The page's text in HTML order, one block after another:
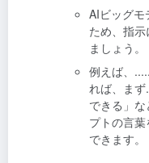
AIビッグモ
ため、指
ましょう。
例えば、
れば、ま
できる」
プトの言
できます。